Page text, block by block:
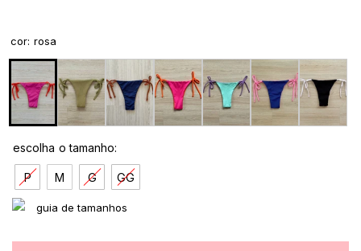
cor: rosa
P M G GG